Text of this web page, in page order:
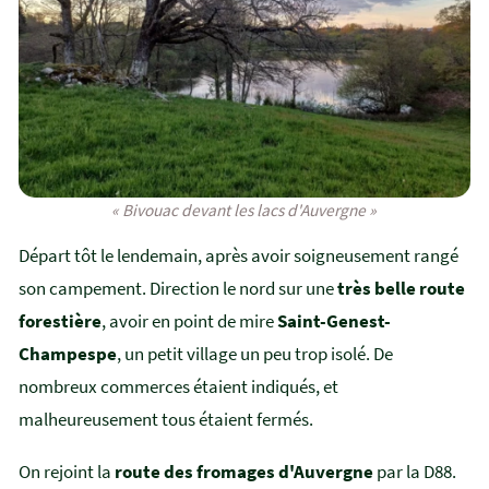
« Bivouac devant les lacs d'Auvergne »
Départ tôt le lendemain, après avoir soigneusement rangé
son campement. Direction le nord sur unetrès belle route
forestière, avoir en point de mireSaint-Genest-
Champespe, un petit village un peu trop isolé. De
nombreux commerces étaient indiqués, et
malheureusement tous étaient fermés.
On rejoint la route des fromages d'Auvergnepar la D88.